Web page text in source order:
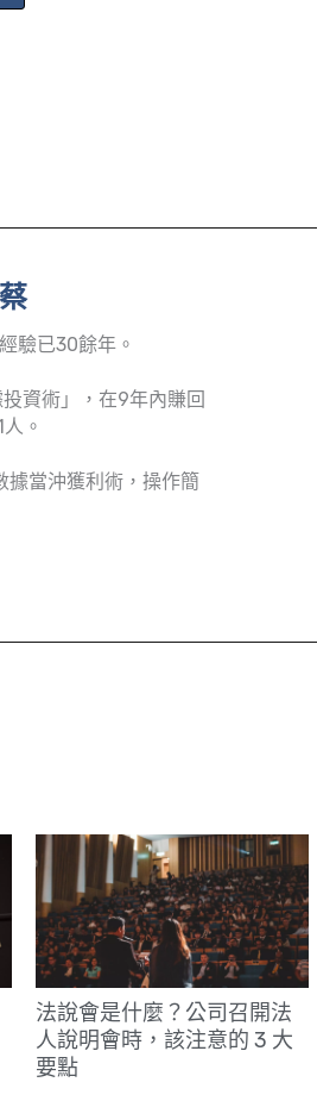
驗已30餘年。
資術」，在9年內賺回
。
據當沖獲利術，操作簡
法說會是什麼？公司召開法
人說明會時，該注意的 3 大
要點